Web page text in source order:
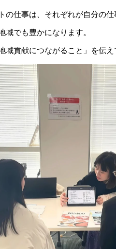
の仕事は、それぞれが自分の
域でも豊かになります。
域貢献につながること」を伝え